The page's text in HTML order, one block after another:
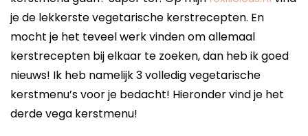
je de lekkerste vegetarische kerstrecepten. En
mocht je het teveel werk vinden om allemaal
kerstrecepten bij elkaar te zoeken, dan heb ik goed
nieuws! Ik heb namelijk 3 volledig vegetarische
kerstmenu’s voor je bedacht! Hieronder vind je het
derde vega kerstmenu!